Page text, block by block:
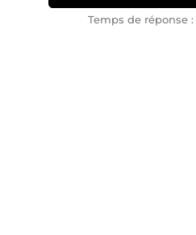
Temps de réponse :